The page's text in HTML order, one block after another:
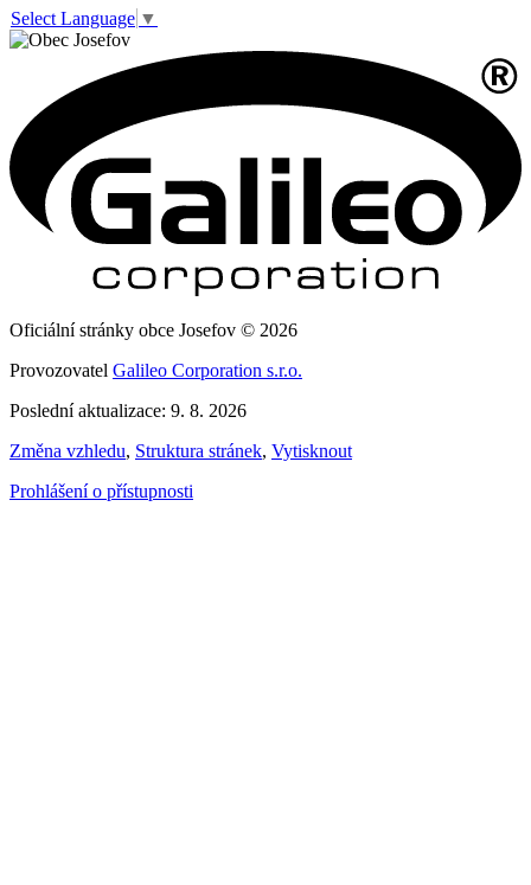
Select Language ▼
Oficiální stránky obce Josefov © 2026
Provozovatel Galileo Corporation s.r.o.
Poslední aktualizace: 9. 8. 2026
Změna vzhledu, Struktura stránek, Vytisknout
Prohlášení o přístupnosti